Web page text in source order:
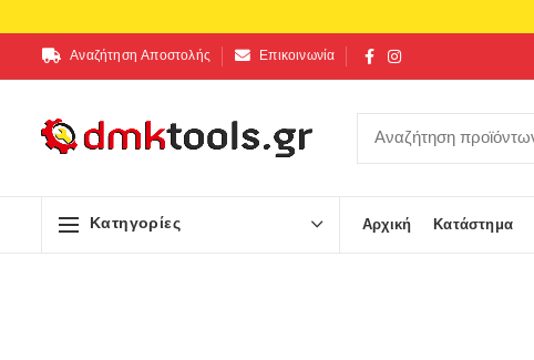
Αναζήτηση Αποστολής Επικοινωνία
Κατηγορίες Αρχική Κατάστημα